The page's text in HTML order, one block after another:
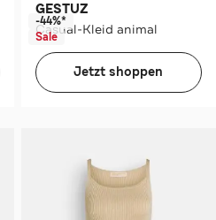
GESTUZ
Casual-Kleid animal
-44%*
Sale
Jetzt shoppen